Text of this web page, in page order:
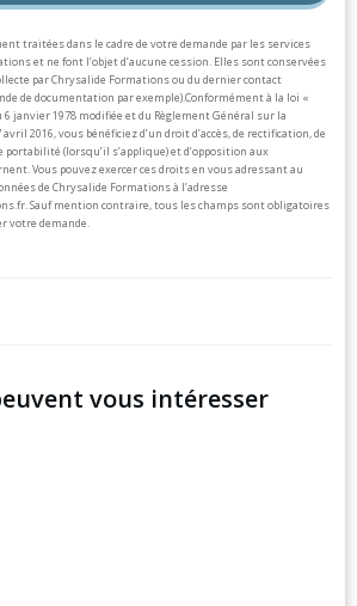
traitées dans le cadre de votre demande par les services
et ne font l’objet d’aucune cession. Elles sont conservées
par Chrysalide Formations ou du dernier contact
de documentation par exemple).Conformément à la loi «
janvier 1978 modifiée et du Règlement Général sur la
2016, vous bénéficiez d’un droit d’accès, de rectification, de
(lorsqu’il s’applique) et d’opposition aux
Vous pouvez exercer ces droits en vous adressant au
de Chrysalide Formations à l’adresse
Sauf mention contraire, tous les champs sont obligatoires
votre demande.
vous intéresser